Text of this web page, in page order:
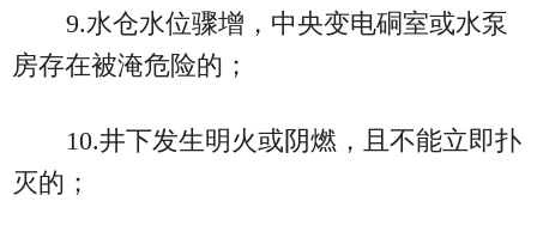
9.水仓水位骤增，中央变电硐室或水泵
房存在被淹危险的；
10.井下发生明火或阴燃，且不能立即扑
灭的；